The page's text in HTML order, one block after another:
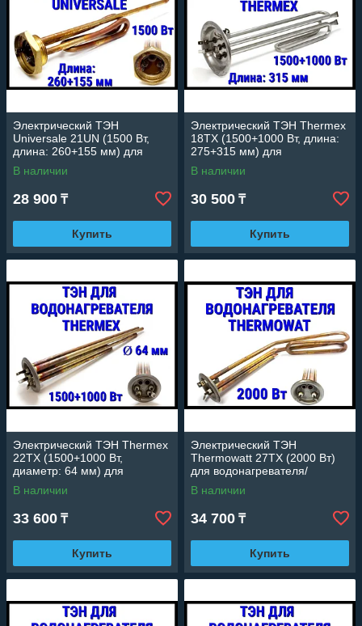
Электрический ТЭН
Universale 21UN (1500 Вт,
длина: 260+155 мм) для
водонагревателя/ бойлера
В наличии
28 900 ₸
Купить
Электрический ТЭН Thermex
18TX (1500+1000 Вт, длина:
275+315 мм) для
водонагревателя/ бойлера
В наличии
30 500 ₸
Купить
Электрический ТЭН Thermex
22TX (1500+1000 Вт,
диаметр: 64 мм) для
водонагревателя/ бойлера
В наличии
33 600 ₸
Купить
Электрический ТЭН
Thermowatt 27TX (2000 Вт)
для водонагревателя/
бойлера
В наличии
34 700 ₸
Купить